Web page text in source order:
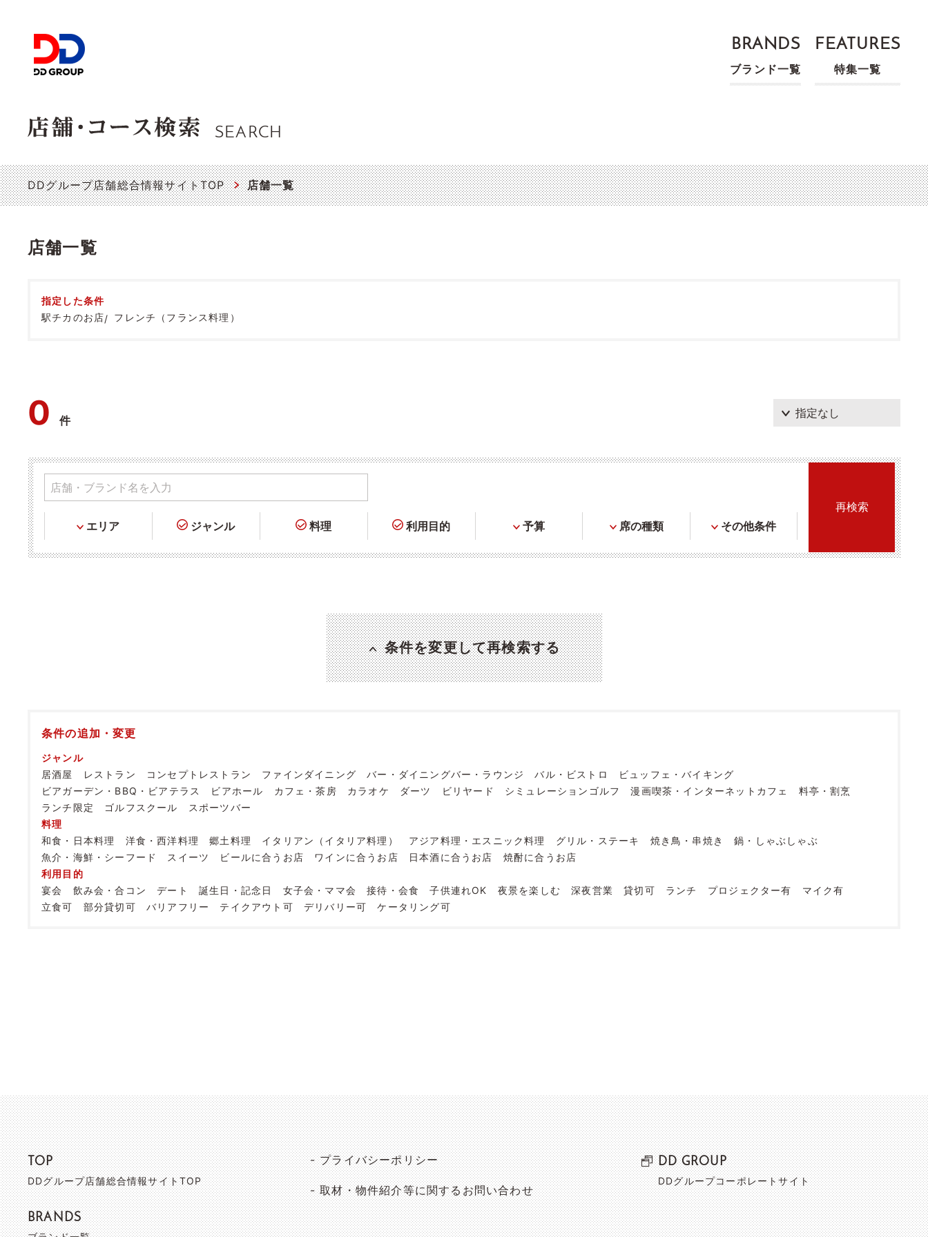
BRANDS
ブランド一覧
FEATURES
特集一覧
SEARCH
DDグループ店舗総合情報サイトTOP 店舗一覧
店舗一覧
指定した条件
駅チカのお店
フレンチ（フランス料理）
0件
エリア ジャンル 料理 利用目的 予算 席の種類 その他条件
条件を変更して再検索する
条件の追加・変更
ジャンル
居酒屋
レストラン コンセプトレストラン ファインダイニング バー・ダイニングバー・ラウンジ バル・ビストロ
ビュッフェ・バイキング
ビアガーデン・BBQ・ビアテラス
ビアホール カフェ・茶房 カラオケ ダーツ ビリヤード シミュレーションゴルフ 漫画喫茶・インターネットカフェ
料亭・割烹
ランチ限定
ゴルフスクール
スポーツバー
料理
和食・日本料理
洋食・西洋料理 郷土料理 イタリアン（イタリア料理） アジア料理・エスニック料理 グリル・ステーキ 焼き鳥・串焼き
鍋・しゃぶしゃぶ
魚介・海鮮・シーフード
スイーツ ビールに合うお店 ワインに合うお店 日本酒に合うお店
焼酎に合うお店
利用目的
宴会
飲み会・合コン デート 誕生日・記念日 女子会・ママ会 接待・会食 子供連れOK 夜景を楽しむ 深夜営業 貸切可 ランチ プロジェクター有
マイク有
立食可
部分貸切可 バリアフリー テイクアウト可 デリバリー可 ケータリング可
TOP
DDグループ店舗総合情報サイトTOP
BRANDS
プライバシーポリシー
取材・物件紹介等に関するお問い合わせ
DD GROUP
DDグループコーポレートサイト